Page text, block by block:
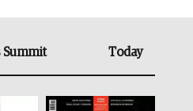
Summit Today